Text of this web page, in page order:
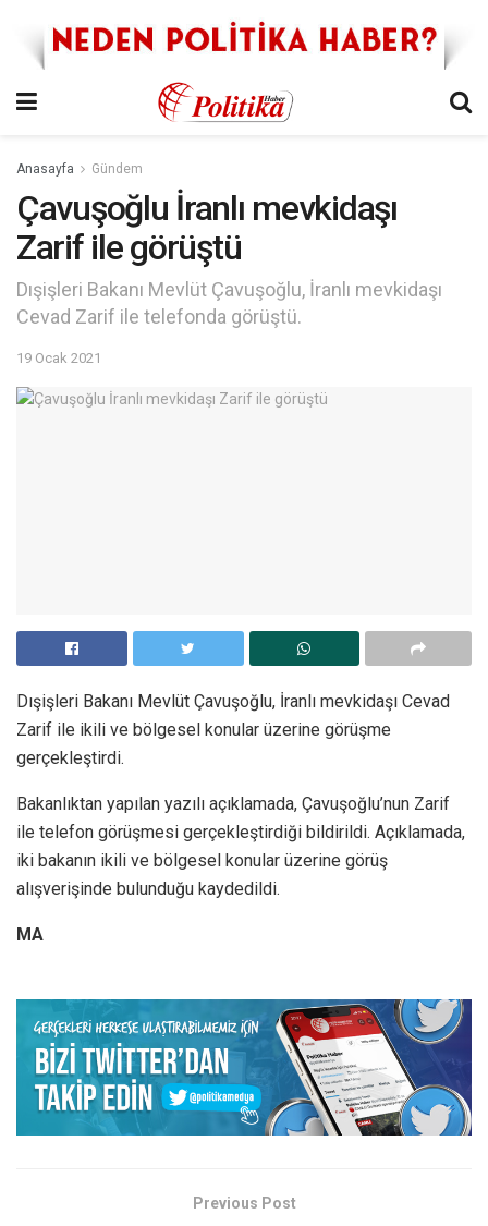
Anasayfa Gündem
Çavuşoğlu İranlı mevkidaşı
Zarif ile görüştü
Dışişleri Bakanı Mevlüt Çavuşoğlu, İranlı mevkidaşı
Cevad Zarif ile telefonda görüştü.
19 Ocak 2021
Dışişleri Bakanı Mevlüt Çavuşoğlu, İranlı mevkidaşı Cevad
Zarif ile ikili ve bölgesel konular üzerine görüşme
gerçekleştirdi.
Bakanlıktan yapılan yazılı açıklamada, Çavuşoğlu’nun Zarif
ile telefon görüşmesi gerçekleştirdiği bildirildi. Açıklamada,
iki bakanın ikili ve bölgesel konular üzerine görüş
alışverişinde bulunduğu kaydedildi.
MA
Previous Post